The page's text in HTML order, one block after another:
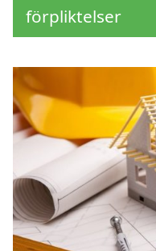
förpliktelser